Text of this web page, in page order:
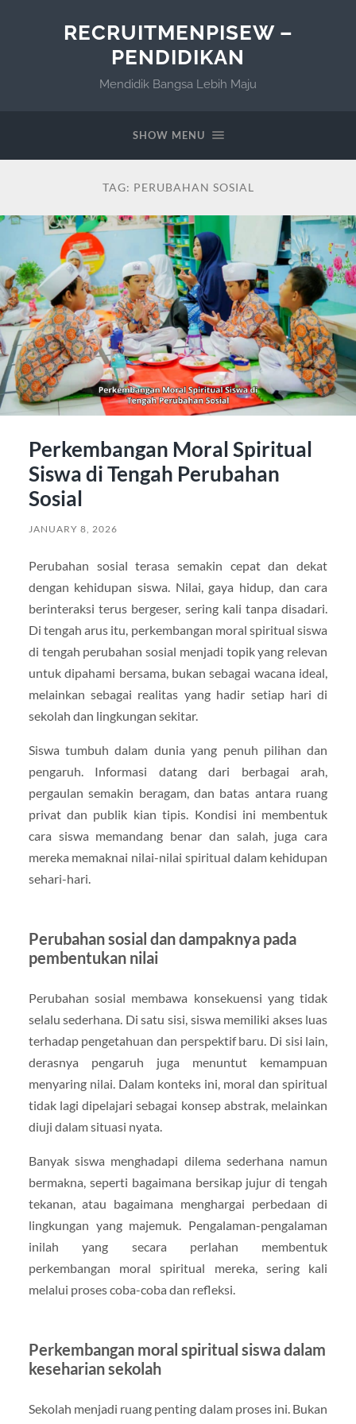
RECRUITMENPISEW –
PENDIDIKAN
Mendidik Bangsa Lebih Maju
SHOW MENU
TAG: PERUBAHAN SOSIAL
Perkembangan Moral Spiritual
Siswa di Tengah Perubahan
Sosial
JANUARY 8, 2026
Perubahan sosial terasa semakin cepat dan dekat
dengan kehidupan siswa. Nilai, gaya hidup, dan cara
berinteraksi terus bergeser, sering kali tanpa disadari.
Di tengah arus itu, perkembangan moral spiritual siswa
di tengah perubahan sosial menjadi topik yang relevan
untuk dipahami bersama, bukan sebagai wacana ideal,
melainkan sebagai realitas yang hadir setiap hari di
sekolah dan lingkungan sekitar.
Siswa tumbuh dalam dunia yang penuh pilihan dan
pengaruh. Informasi datang dari berbagai arah,
pergaulan semakin beragam, dan batas antara ruang
privat dan publik kian tipis. Kondisi ini membentuk
cara siswa memandang benar dan salah, juga cara
mereka memaknai nilai-nilai spiritual dalam kehidupan
sehari-hari.
Perubahan sosial dan dampaknya pada
pembentukan nilai
Perubahan sosial membawa konsekuensi yang tidak
selalu sederhana. Di satu sisi, siswa memiliki akses luas
terhadap pengetahuan dan perspektif baru. Di sisi lain,
derasnya pengaruh juga menuntut kemampuan
menyaring nilai. Dalam konteks ini, moral dan spiritual
tidak lagi dipelajari sebagai konsep abstrak, melainkan
diuji dalam situasi nyata.
Banyak siswa menghadapi dilema sederhana namun
bermakna, seperti bagaimana bersikap jujur di tengah
tekanan, atau bagaimana menghargai perbedaan di
lingkungan yang majemuk. Pengalaman-pengalaman
inilah yang secara perlahan membentuk
perkembangan moral spiritual mereka, sering kali
melalui proses coba-coba dan refleksi.
Perkembangan moral spiritual siswa dalam
keseharian sekolah
Sekolah menjadi ruang penting dalam proses ini. Bukan